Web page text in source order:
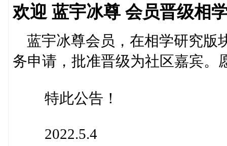
欢迎 蓝宇冰尊 会员晋级相
蓝宇冰尊会员，在相学研究版
务申请，批准晋级为社区嘉宾。
特此公告！
2022.5.4